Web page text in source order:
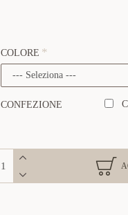
COLORE
CONFEZIONE